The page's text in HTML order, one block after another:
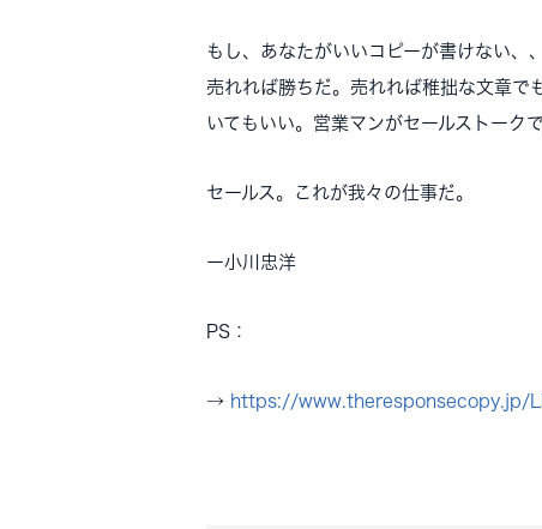
もし、あなたがいいコピーが書けない、
売れれば勝ちだ。売れれば稚拙な文章で
いてもいい。営業マンがセールストーク
セールス。これが我々の仕事だ。
ー小川忠洋
PS：
→ https://www.theresponsecopy.jp/